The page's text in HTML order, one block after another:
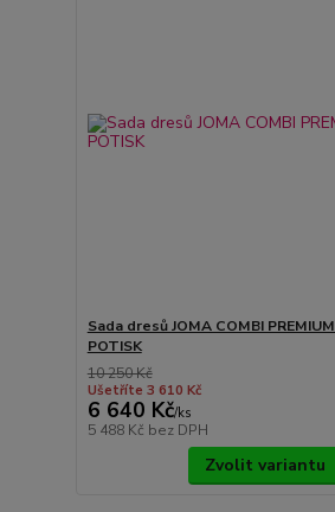
Sada dresů JOMA COMBI
POTISK
10 250 Kč
Ušetříte 3 610 Kč
6 640 Kč/ks
5 488 Kč bez DPH
Zvolit variantu